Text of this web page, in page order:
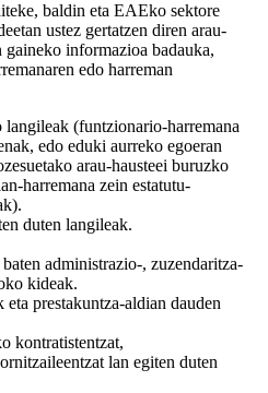
baldin eta EAEko sektore
ustez gertatzen diren arau-
gaineko informazioa badauka,
edo harreman
(funtzionario-harremana
edo eduki aurreko egoeran
arau-hausteei buruzko
harremana zein estatutu-
duten langileak.
administrazio-, zuzendaritza-
kideak.
prestakuntza-aldian dauden
kontratistentzat,
lan egiten duten